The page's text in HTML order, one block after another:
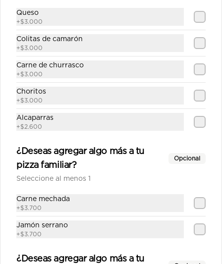
$12.590
Mamasole Mediana
Salsa de tomate con albahaca,
Queso
+$3.000
Colitas de camarón
+$3.000
Carne de churrasco
+$3.000
Choritos
+$3.000
Alcaparras
+$2.600
¿Deseas agregar algo más a tu
pizza familiar?
Opcional
Seleccione al menos 1
Carne mechada
+$3.700
Jamón serrano
+$3.700
¿Deseas agregar algo más a tu